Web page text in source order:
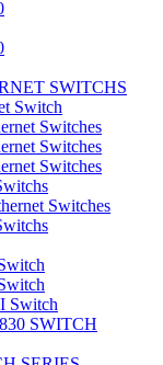
SWITCHS
Switch
Switches
Switches
Switches
Switches
Switch
SWITCH